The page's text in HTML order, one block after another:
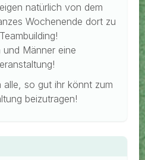
natürlich von dem
Wochenende dort zu
und Männer eine
alle, so gut ihr könnt zum
beizutragen!